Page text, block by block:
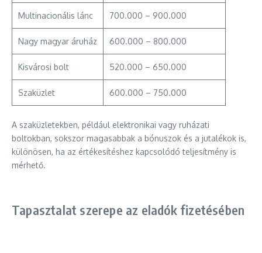
Multinacionális lánc 700.000 – 900.000
Nagy magyar áruház 600.000 – 800.000
Kisvárosi bolt 520.000 – 650.000
Szaküzlet 600.000 – 750.000
A szaküzletekben, például elektronikai vagy ruházati
boltokban, sokszor magasabbak a bónuszok és a jutalékok is,
különösen, ha az értékesítéshez kapcsolódó teljesítmény is
mérhető.
Tapasztalat szerepe az eladók fizetésében